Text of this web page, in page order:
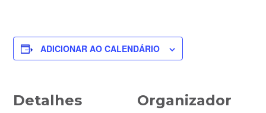
ADICIONAR AO CALENDÁRIO
Detalhes Organizador